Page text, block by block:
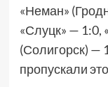
«Неман»
«Слуцк» — 1:0,
(Солигорск) —
пропускали